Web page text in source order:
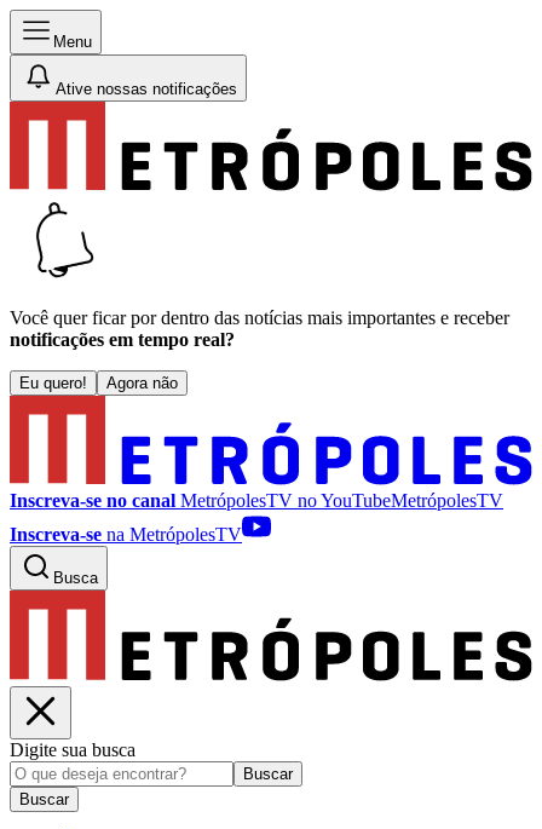
Menu
Ative nossas notificações
Você quer ficar por dentro das notícias mais importantes e receber
notificações em tempo real?
Eu quero! Agora não
Inscreva-se no canal MetrópolesTV noYouTubeMetrópolesTV
Inscreva-se na MetrópolesTV
Busca
Digite sua busca
Buscar
Buscar